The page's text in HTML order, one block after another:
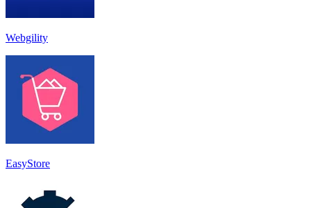
Webgility
EasyStore